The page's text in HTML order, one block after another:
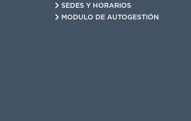
SEDES Y HORARIOS
MODULO DE AUTOGESTIÓN